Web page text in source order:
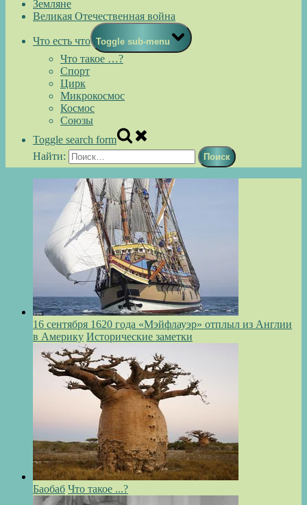
Земляне
Великая Отечественная война
Что есть что Toggle sub-menu
Что такое …?
Спорт
Цирк
Микрокосмос
Космос
Союзы
Toggle search form
Найти:
16 сентября 1620 года «Мэйфлауэр» отплыл из Англии
в Америку Исторические заметки
Баобаб Что такое ...?